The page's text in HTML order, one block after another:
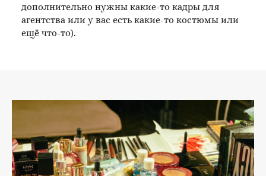
дополнительно нужны какие-то кадры для
агентства или у вас есть какие-то костюмы или
ещё что-то).